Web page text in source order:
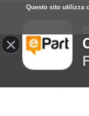
Questo sito utilizza
×